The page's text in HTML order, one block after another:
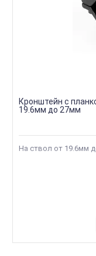
Кронштейн с
19.6мм до 27мм
На ствол от 19.6мм